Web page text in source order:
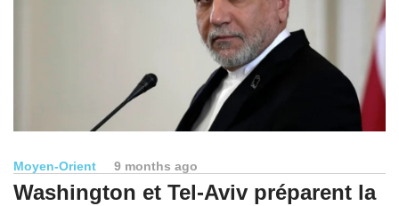
Moyen-Orient 9 months ago
Washington et Tel-Aviv préparent la